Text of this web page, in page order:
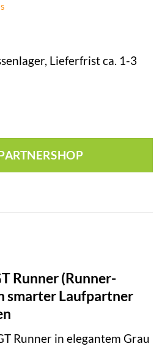
Lieferfrist ca. 1-3
Runner (Runner-
smarter Laufpartner
Runner in elegantem Grau